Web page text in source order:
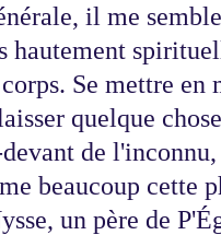
il me
hautement
Se mettre en
quelque
de l'inconnu,
beaucoup cette
un père de